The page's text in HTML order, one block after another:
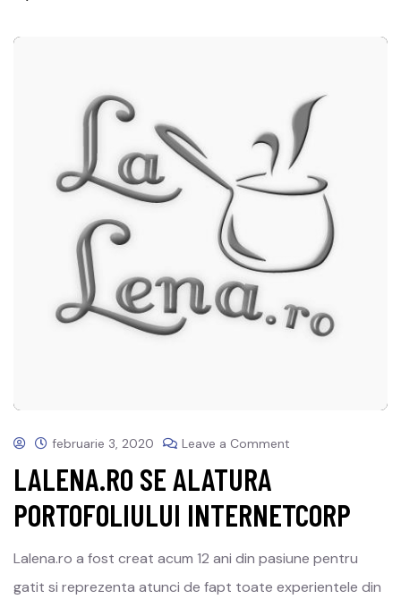
februarie 3, 2020 Leave a Comment
LALENA.RO SE ALATURA
PORTOFOLIULUI INTERNETCORP
Lalena.ro a fost creat acum 12 ani din pasiune pentru
gatit si reprezenta atunci de fapt toate experientele din